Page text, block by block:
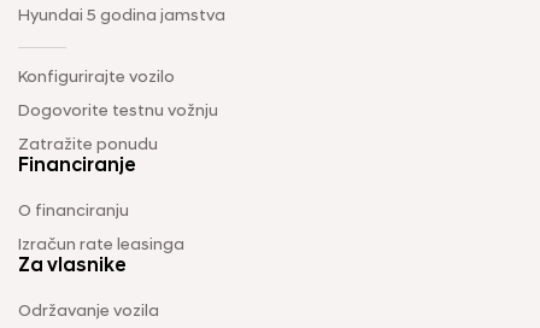
Hyundai 5 godina jamstva
Konfigurirajte vozilo
Dogovorite testnu vožnju
Zatražite ponudu
Financiranje
O financiranju
Izračun rate leasinga
Za vlasnike
Održavanje vozila